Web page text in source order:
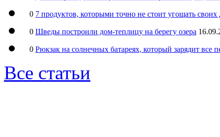
0 7 продуктов, которыми точно не стоит угощать
0 Шведы построили дом-теплицу на берегу озера
0 Рюкзак на солнечных батареях, который зарядит все
Все статьи